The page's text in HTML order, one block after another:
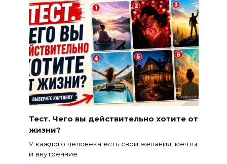
Тест. Чего вы действительно хотите от
жизни?
У каждого человека есть свои желания, мечты
и внутренние